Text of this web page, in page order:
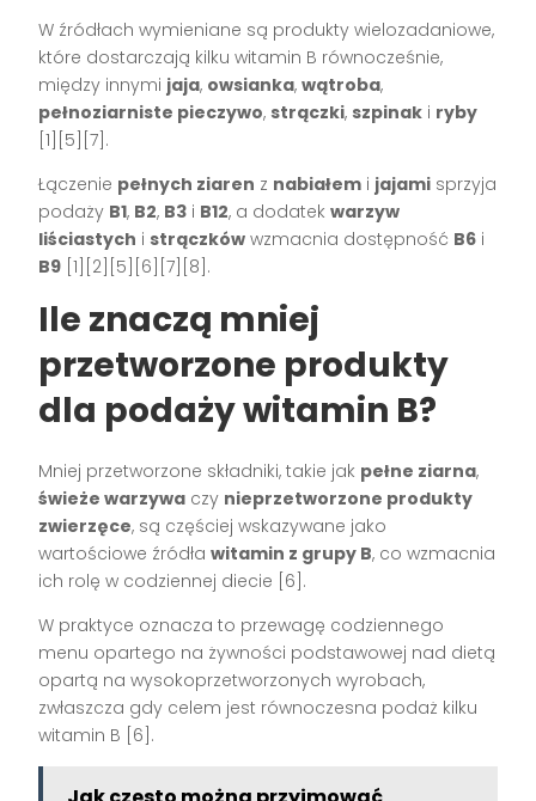
W źródłach wymieniane są produkty wielozadaniowe,
które dostarczają kilku witamin B równocześnie,
między innymi jaja, owsianka,wątroba,
pełnoziarniste pieczywo, strączki, szpinak i ryby
[1][5][7].
Łączenie pełnych ziaren z nabiałem i jajami sprzyja
podaży B1, B2, B3 i B12, a dodatekwarzyw
liściastych i strączków wzmacnia dostępność B6 i
B9 [1][2][5][6][7][8].
Ile znaczą mniej
przetworzone produkty
dla podaży witamin B?
Mniej przetworzone składniki, takie jak pełne ziarna,
świeże warzywa czy nieprzetworzone produkty
zwierzęce, są częściej wskazywane jako
wartościowe źródławitamin z grupy B, co wzmacnia
ich rolę w codziennej diecie [6].
W praktyce oznacza to przewagę codziennego
menu opartego na żywności podstawowej nad dietą
opartą na wysokoprzetworzonych wyrobach,
zwłaszcza gdy celem jest równoczesna podaż kilku
witamin B [6].